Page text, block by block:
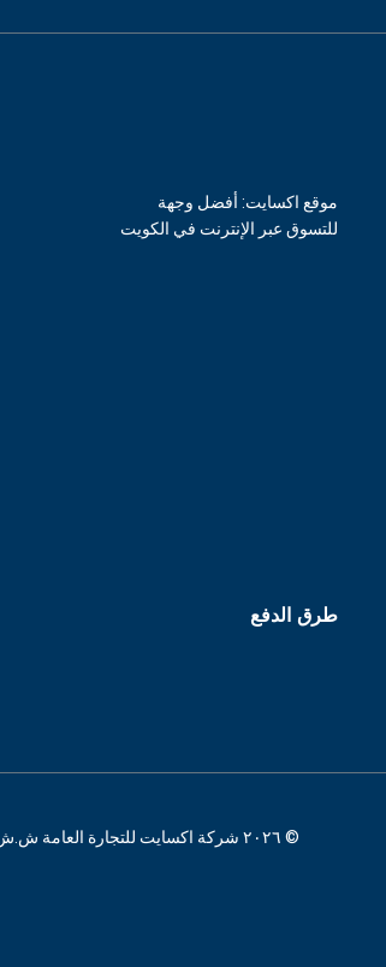
موقع اكسايت: أفضل وجهة
للتسوق عبر الإنترنت في الكويت
طرق الدفع
© ٢٠٢٦ شركة اكسايت للتجارة العامة ش.ش.و